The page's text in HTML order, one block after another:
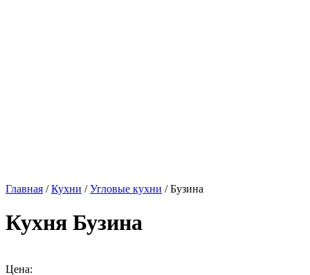
Главная /Кухни /Угловые кухни / Бузина
Кухня Бузина
Цена: